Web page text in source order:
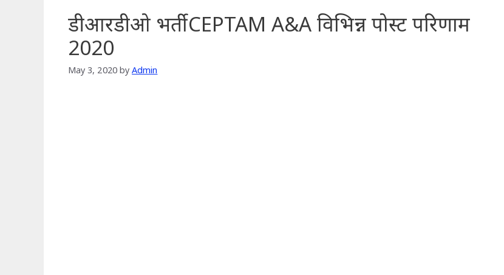
डीआरडीओ भर्ती CEPTAM A&A विभिन्न पोस्ट परिणाम
2020
May 3, 2020 byAdmin